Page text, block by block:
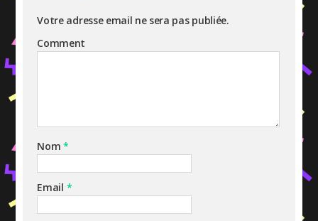
Votre adresse email ne sera pas publiée.
Comment
Nom*
Email *